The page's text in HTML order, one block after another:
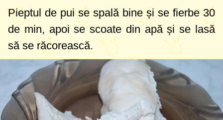
Pieptul de pui se spală bine și se fierbe 30
de min, apoi se scoate din apă și se lasă
să se răcorească.